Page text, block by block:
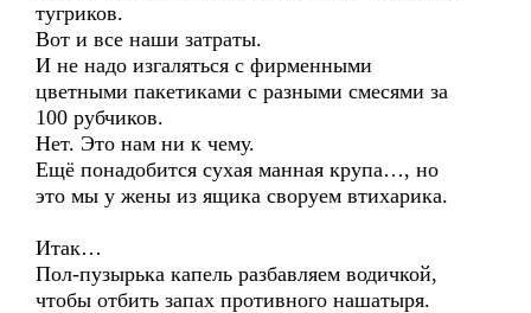
тугриков.
Вот и все наши затраты.
И не надо изгаляться с фирменными
цветными пакетиками с разными смесями за
100 рубчиков.
Нет. Это нам ни к чему.
Ещё понадобится сухая манная крупа…, но
это мы у жены из ящика своруем втихарика.
Итак…
Пол-пузырька капель разбавляем водичкой,
чтобы отбить запах противного нашатыря.